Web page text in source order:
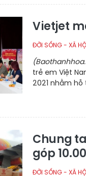
Vietjet
ĐỜI SỐNG - XÃ
trẻ em Việt
2021 nhằm
Chung
góp
ĐỜI SỐNG - XÃ